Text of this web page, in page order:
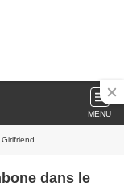
MENU
dans le